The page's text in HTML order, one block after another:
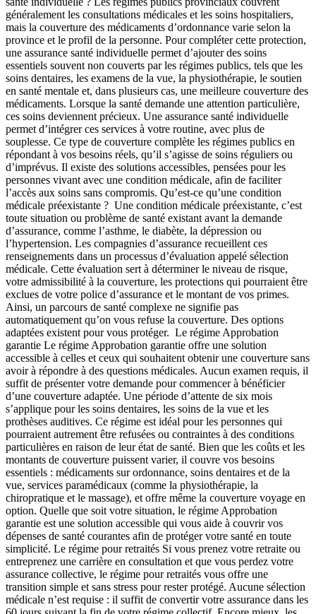
généralement les consultations médicales et les soins hospitaliers,
mais la couverture des médicaments d’ordonnance varie selon la
province et le profil de la personne. Pour compléter cette protection,
une assurance santé individuelle permet d’ajouter des soins
essentiels souvent non couverts par les régimes publics, tels que les
soins dentaires, les examens de la vue, la physiothérapie, le soutien
en santé mentale et, dans plusieurs cas, une meilleure couverture des
médicaments. Lorsque la santé demande une attention particulière,
ces soins deviennent précieux. Une assurance santé individuelle
permet d’intégrer ces services à votre routine, avec plus de
souplesse. Ce type de couverture complète les régimes publics en
répondant à vos besoins réels, qu’il s’agisse de soins réguliers ou
d’imprévus. Il existe des solutions accessibles, pensées pour les
personnes vivant avec une condition médicale, afin de faciliter
l’accès aux soins sans compromis. Qu’est-ce qu’une condition
médicale préexistante ? Une condition médicale préexistante, c’est
toute situation ou problème de santé existant avant la demande
d’assurance, comme l’asthme, le diabète, la dépression ou
l’hypertension. Les compagnies d’assurance recueillent ces
renseignements dans un processus d’évaluation appelé sélection
médicale. Cette évaluation sert à déterminer le niveau de risque,
votre admissibilité à la couverture, les protections qui pourraient être
exclues de votre police d’assurance et le montant de vos primes.
Ainsi, un parcours de santé complexe ne signifie pas
automatiquement qu’on vous refuse la couverture. Des options
adaptées existent pour vous protéger. Le régime Approbation
garantie Le régime Approbation garantie offre une solution
accessible à celles et ceux qui souhaitent obtenir une couverture sans
avoir à répondre à des questions médicales. Aucun examen requis, il
suffit de présenter votre demande pour commencer à bénéficier
d’une couverture adaptée. Une période d’attente de six mois
s’applique pour les soins dentaires, les soins de la vue et les
prothèses auditives. Ce régime est idéal pour les personnes qui
pourraient autrement être refusées ou contraintes à des conditions
particulières en raison de leur état de santé. Bien que les coûts et les
montants de couverture puissent varier, il couvre vos besoins
essentiels : médicaments sur ordonnance, soins dentaires et de la
vue, services paramédicaux (comme la physiothérapie, la
chiropratique et le massage), et offre même la couverture voyage en
option. Quelle que soit votre situation, le régime Approbation
garantie est une solution accessible qui vous aide à couvrir vos
dépenses de santé courantes afin de protéger votre santé en toute
simplicité. Le régime pour retraités Si vous prenez votre retraite ou
entreprenez une carrière en consultation et que vous perdez votre
assurance collective, le régime pour retraités vous offre une
transition simple et sans stress pour rester protégé. Aucune sélection
médicale n’est requise : il suffit de convertir votre assurance dans les